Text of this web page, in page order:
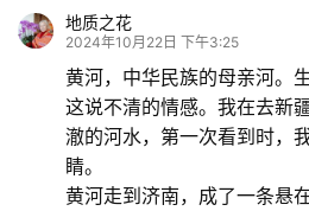
地质之花
2024年10月22日 下午3:25
黄河，中华民族的母亲河。
这说不清的情感。我在去新
澈的河水，第一次看到时，
睛。
黄河走到济南，成了一条悬